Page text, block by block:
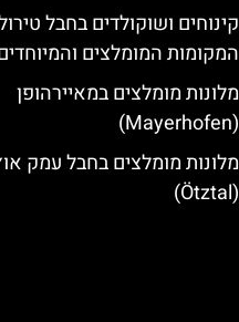
קינוחים ושוקולדים בחבל
המקומות המומלצים
מלונות מומלצים במאיירהופן
(Mayerhofen)
מלונות מומלצים בחבל עמק
(Ötztal)